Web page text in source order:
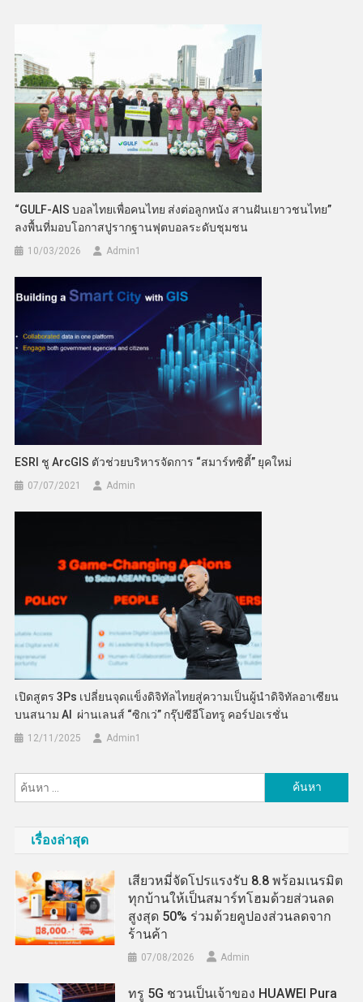
“GULF-AIS บอลไทยเพื่อคนไทย ส่งต่อลูกหนัง สานฝันเยาวชนไทย”
ลงพื้นที่มอบโอกาสปูรากฐานฟุตบอลระดับชุมชน
10/03/2026 Admin​1
ESRI ชู ArcGIS ตัวช่วยบริหารจัดการ “สมาร์ทซิตี้” ยุคใหม่
07/07/2021 Admin
เปิดสูตร 3Ps เปลี่ยนจุดแข็งดิจิทัลไทยสู่ความเป็นผู้นำดิจิทัลอาเซียน
บนสนาม AI ผ่านเลนส์ “ซิกเว่” กรุ๊ปซีอีโอทรู คอร์ปอเรชั่น
12/11/2025 Admin​1
สำหรับ:
เรื่องล่าสุด
เสียวหมี่จัดโปรแรงรับ 8.8 พร้อมเนรมิต
ทุกบ้านให้เป็นสมาร์ทโฮมด้วยส่วนลด
สูงสุด 50% ร่วมด้วยคูปองส่วนลดจาก
ร้านค้า
07/08/2026 Admin
ทรู 5G ชวนเป็นเจ้าของ HUAWEI Pura